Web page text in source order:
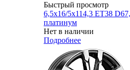
Быстрый просмотр
6,5x16/5x114,3 ET38
платинум
Нет в наличии
Подробнее